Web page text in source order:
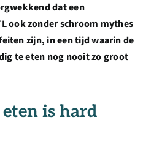
dat een
ook zonder schroom mythes
zijn, in een tijd waarin de
te eten nog nooit zo groot
is hard